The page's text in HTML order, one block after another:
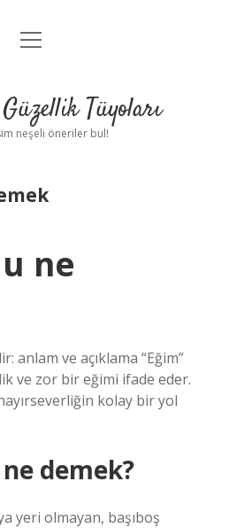
Anasayfa
Uyarı
menüyü
Tüyoları
neşeli öneriler bul!
ne
anlam ve açıklama “Eğim”
ve zor bir eğimi ifade eder.
kolay bir yol
demek?
yeri olmayan, başıboş